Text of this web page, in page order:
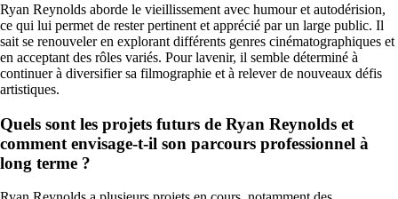
Ryan Reynolds aborde le vieillissement avec humour et autodérision,
ce qui lui permet de rester pertinent et apprécié par un large public. Il
sait se renouveler en explorant différents genres cinématographiques et
en acceptant des rôles variés. Pour lavenir, il semble déterminé à
continuer à diversifier sa filmographie et à relever de nouveaux défis
artistiques.
Quels sont les projets futurs de Ryan Reynolds et
comment envisage-t-il son parcours professionnel à
long terme ?